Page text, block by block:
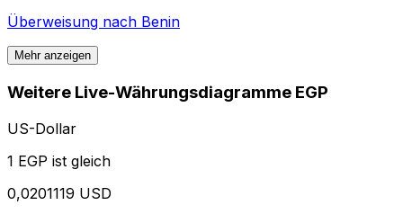
Überweisung nach Benin
Mehr anzeigen
Weitere Live-Währungsdiagramme EGP
US-Dollar
1 EGP ist gleich
0,0201119 USD